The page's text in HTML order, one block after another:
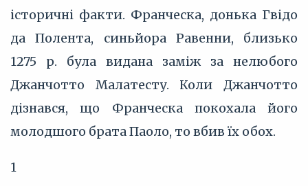
історичні факти. Франческа, донька Гвідо
да Полента, синьйора Равенни, близько
1275 р. була видана заміж за нелюбого
Джанчотто Малатесту. Коли Джанчотто
дізнався, що Франческа покохала його
молодшого брата Паоло, то вбив їх обох.
1